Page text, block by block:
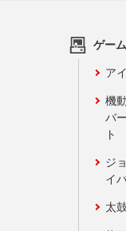
ゲー
ア
機
バ
ト
ジ
イ
太